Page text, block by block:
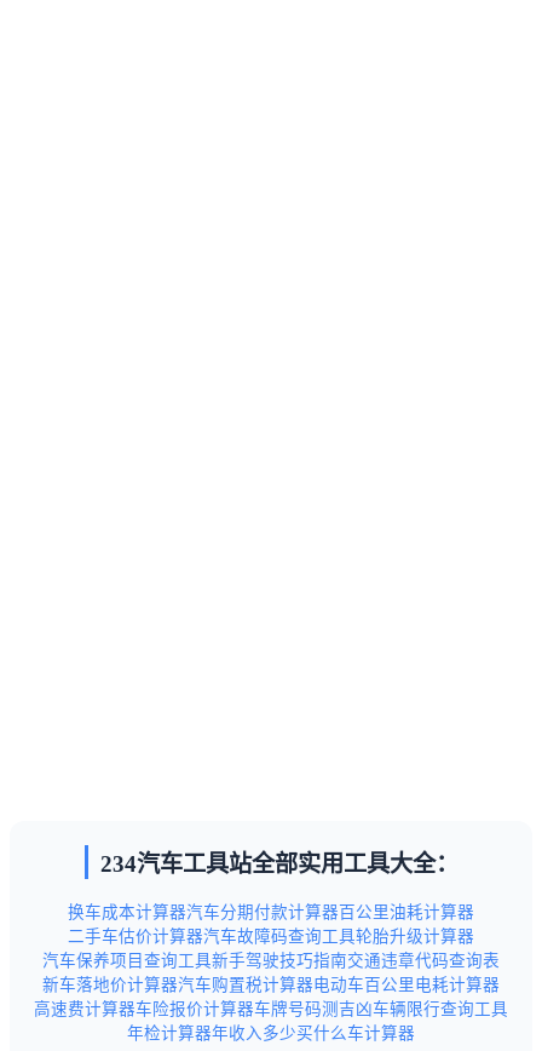
234汽车工具站全部实用工具大全：
换车成本计算器汽车分期付款计算器百公里油耗计算器
二手车估价计算器汽车故障码查询工具轮胎升级计算器
汽车保养项目查询工具新手驾驶技巧指南交通违章代码查询表
新车落地价计算器汽车购置税计算器电动车百公里电耗计算器
高速费计算器车险报价计算器车牌号码测吉凶车辆限行查询工具
年检计算器年收入多少买什么车计算器